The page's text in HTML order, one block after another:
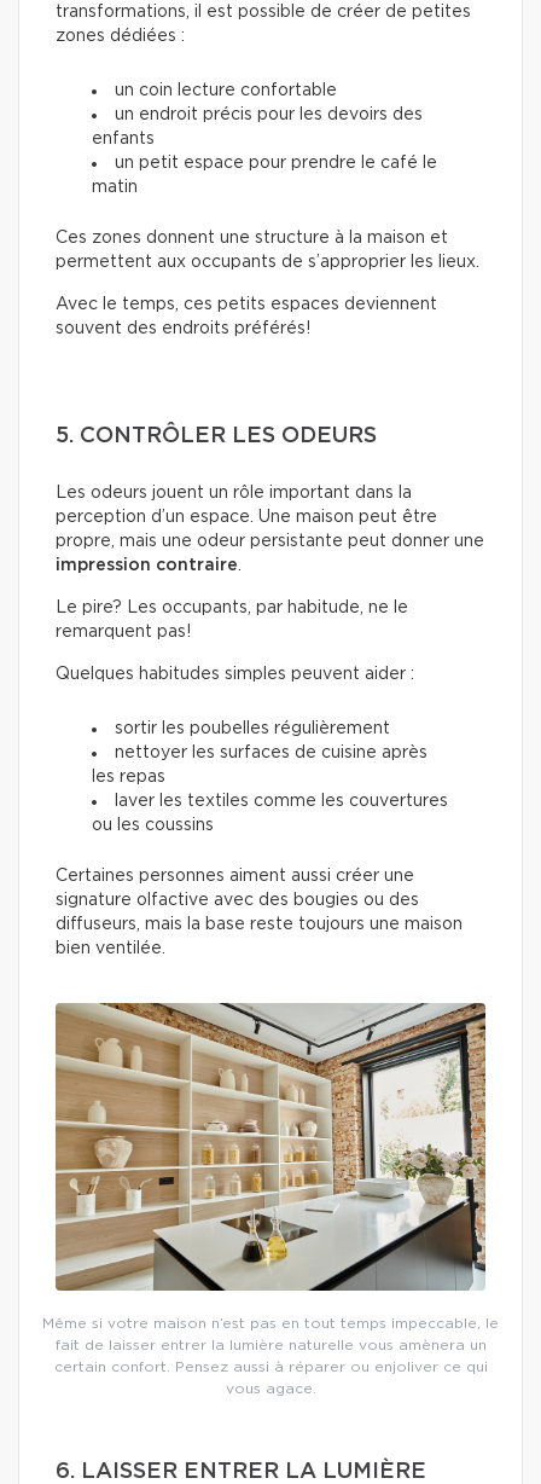
transformations, il est possible de créer de petites
zones dédiées :
un coin lecture confortable
un endroit précis pour les devoirs des
enfants
un petit espace pour prendre le café le
matin
Ces zones donnent une structure à la maison et
permettent aux occupants de s’approprier les lieux.
Avec le temps, ces petits espaces deviennent
souvent des endroits préférés!
5. CONTRÔLER LES ODEURS
Les odeurs jouent un rôle important dans la
perception d’un espace. Une maison peut être
propre, mais une odeur persistante peut donner une
impression contraire.
Le pire? Les occupants, par habitude, ne le
remarquent pas!
Quelques habitudes simples peuvent aider :
sortir les poubelles régulièrement
nettoyer les surfaces de cuisine après
les repas
laver les textiles comme les couvertures
ou les coussins
Certaines personnes aiment aussi créer une
signature olfactive avec des bougies ou des
diffuseurs, mais la base reste toujours une maison
bien ventilée.
Même si votre maison n’est pas en tout temps impeccable, le
fait de laisser entrer la lumière naturelle vous amènera un
certain confort. Pensez aussi à réparer ou enjoliver ce qui
vous agace.
6. LAISSER ENTRER LA LUMIÈRE